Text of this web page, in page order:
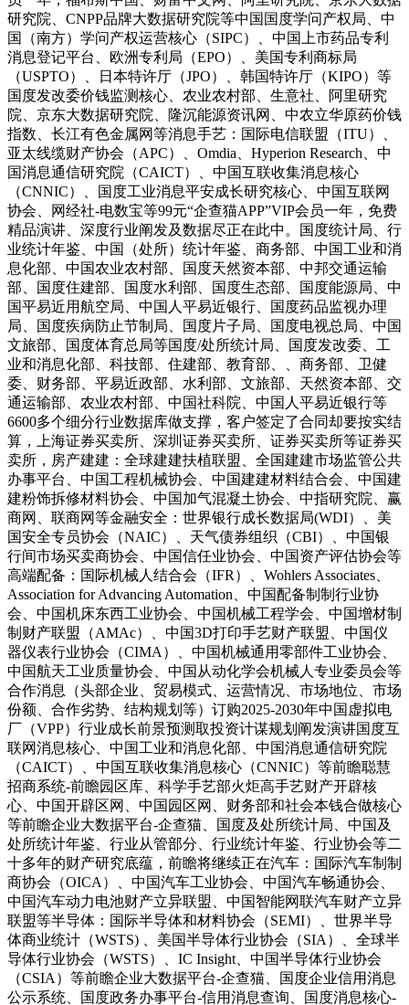
研究院、CNPP品牌大数据研究院等中国国度学问产权局、中
国（南方）学问产权运营核心（SIPC）、中国上市药品专利
消息登记平台、欧洲专利局（EPO）、美国专利商标局
（USPTO）、日本特许厅（JPO）、韩国特许厅（KIPO）等
国度发改委价钱监测核心、农业农村部、生意社、阿里研究
院、京东大数据研究院、隆沉能源资讯网、中农立华原药价钱
指数、长江有色金属网等消息手艺：国际电信联盟（ITU）、
亚太线缆财产协会（APC）、Omdia、Hyperion Research、中
国消息通信研究院（CAICT）、中国互联收集消息核心
（CNNIC）、国度工业消息平安成长研究核心、中国互联网
协会、网经社-电数宝等99元“企查猫APP”VIP会员一年，免费
精品演讲、深度行业阐发及数据尽正在此中。国度统计局、行
业统计年鉴、中国（处所）统计年鉴、商务部、中国工业和消
息化部、中国农业农村部、国度天然资本部、中邦交通运输
部、国度住建部、国度水利部、国度生态部、国度能源局、中
国平易近用航空局、中国人平易近银行、国度药品监视办理
局、国度疾病防止节制局、国度片子局、国度电视总局、中国
文旅部、国度体育总局等国度/处所统计局、国度发改委、工
业和消息化部、科技部、住建部、教育部、、商务部、卫健
委、财务部、平易近政部、水利部、文旅部、天然资本部、交
通运输部、农业农村部、中国社科院、中国人平易近银行等
6600多个细分行业数据库做支撑，客户签定了合同却要按实结
算，上海证券买卖所、深圳证券买卖所、证券买卖所等证券买
卖所，房产建建：全球建建扶植联盟、全国建建市场监管公共
办事平台、中国工程机械协会、中国建建材料结合会、中国建
建粉饰拆修材料协会、中国加气混凝土协会、中指研究院、赢
商网、联商网等金融安全：世界银行成长数据局(WDI）、美
国安全专员协会（NAIC）、天气债券组织（CBI）、中国银
行间市场买卖商协会、中国信任业协会、中国资产评估协会等
高端配备：国际机械人结合会（IFR）、Wohlers Associates、
Association for Advancing Automation、中国配备制制行业协
会、中国机床东西工业协会、中国机械工程学会、中国增材制
制财产联盟（AMAc）、中国3D打印手艺财产联盟、中国仪
器仪表行业协会（CIMA）、中国机械通用零部件工业协会、
中国航天工业质量协会、中国从动化学会机械人专业委员会等
合作消息（头部企业、贸易模式、运营情况、市场地位、市场
份额、合作劣势、结构规划等）订购2025-2030年中国虚拟电
厂（VPP）行业成长前景预测取投资计谋规划阐发演讲国度互
联网消息核心、中国工业和消息化部、中国消息通信研究院
（CAICT）、中国互联收集消息核心（CNNIC）等前瞻聪慧
招商系统-前瞻园区库、科学手艺部火炬高手艺财产开辟核
心、中国开辟区网、中国园区网、财务部和社会本钱合做核心
等前瞻企业大数据平台-企查猫、国度及处所统计局、中国及
处所统计年鉴、行业从管部分、行业统计年鉴、行业协会等二
十多年的财产研究底蕴，前瞻将继续正在汽车：国际汽车制制
商协会（OICA）、中国汽车工业协会、中国汽车畅通协会、
中国汽车动力电池财产立异联盟、中国智能网联汽车财产立异
联盟等半导体：国际半导体和材料协会（SEMI）、世界半导
体商业统计（WSTS) 、美国半导体行业协会（SIA）、全球半
导体行业协会（WSTS）、IC Insight、中国半导体行业协会
（CSIA）等前瞻企业大数据平台-企查猫、国度企业信用消息
公示系统、国度政务办事平台-信用消息查询、国度消息核心-